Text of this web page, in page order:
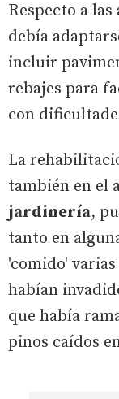
Respecto a
debía
incluir
rebajes para
con
La
también en el
jardinería,
tanto en
'comido'
habían
que había
pinos caídos